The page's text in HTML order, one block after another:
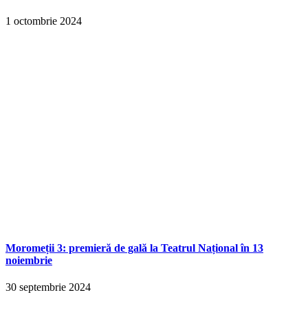
1 octombrie 2024
Moromeții 3: premieră de gală la Teatrul Național în 13
noiembrie
30 septembrie 2024